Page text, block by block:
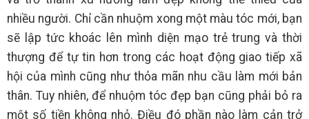
nhiều người. Chỉ cần nhuộm xong một màu tóc mới, bạn
sẽ lập tức khoác lên mình diện mạo trẻ trung và thời
thượng để tự tin hơn trong các hoạt động giao tiếp xã
hội của mình cũng như thỏa mãn nhu cầu làm mới bản
thân. Tuy nhiên, để nhuộm tóc đẹp bạn cũng phải bỏ ra
một số tiền không nhỏ. Điều đó phần nào làm cản trở